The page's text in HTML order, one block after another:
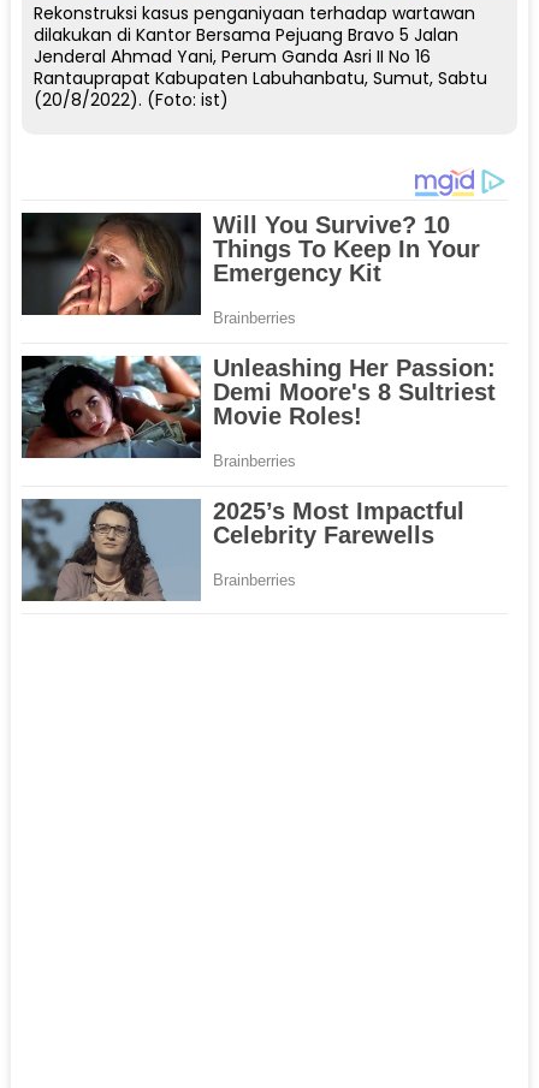
Rekonstruksi kasus penganiyaan terhadap wartawan
dilakukan di Kantor Bersama Pejuang Bravo 5 Jalan
Jenderal Ahmad Yani, Perum Ganda Asri II No 16
Rantauprapat Kabupaten Labuhanbatu, Sumut, Sabtu
(20/8/2022). (Foto: ist)